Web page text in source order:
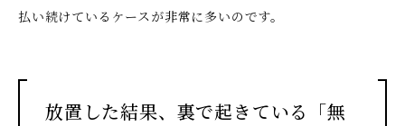
払い続けているケースが非常に多いのです。
放置した結果、裏で起きている「無